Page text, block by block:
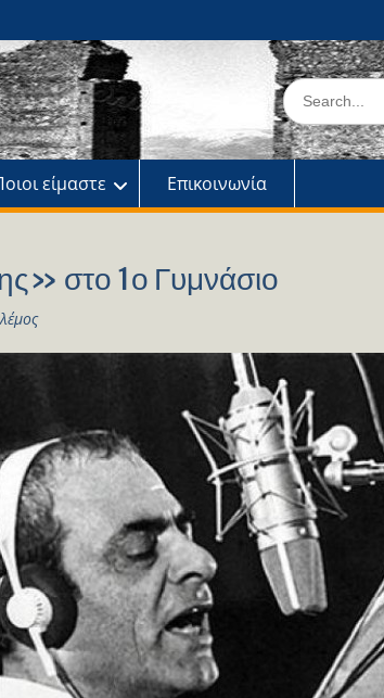
Search
for:
είμαστε Επικοινωνία
στο 1ο Γυμνάσιο